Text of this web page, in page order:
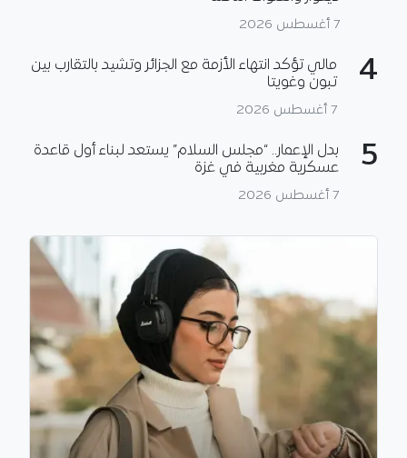
7 أغسطس 2026
4
مالي تؤكد انتهاء الأزمة مع الجزائر وتشيد بالتقارب بين
تبون وغويتا
7 أغسطس 2026
5
بدل الإعمار.. “مجلس السلام” يستعد لبناء أول قاعدة
عسكرية مغربية في غزة
7 أغسطس 2026